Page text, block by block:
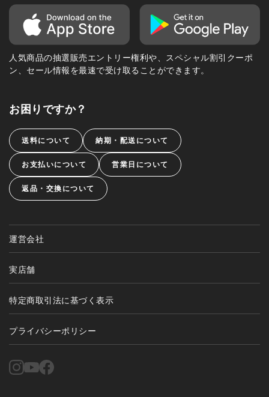
人気商品の抽選販売エントリー権利や、スペシャル割引クーポ
ン、セール情報を最速で受け取ることができます。
お困りですか？
送料について 納期・配送について
お支払いについて 営業日について
返品・交換について
運営会社
実店舗
特定商取引法に基づく表示
プライバシーポリシー